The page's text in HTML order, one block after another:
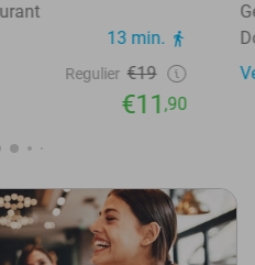
13 min.
Regulier €19
€11,90